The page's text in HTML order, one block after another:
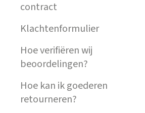
contract
Klachtenformulier
Hoe verifiëren wij
beoordelingen?
Hoe kan ik goederen
retourneren?